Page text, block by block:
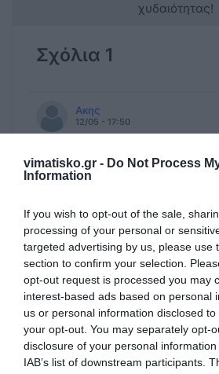
vimatisko.gr - Do Not Process
Information
If you wish to opt-out of the sale,
processing of your personal or
targeted advertising by us, please use
section to confirm your selection.
opt-out request is processed you may
interest-based ads based on personal
us or personal information disclosed
your opt-out. You may separately opt-
disclosure of your personal
IAB’s list of downstream participants.
χυδαιότητας!
Σχόλια 1
Ακης
12/05 - 17:50
Ντροπή
Με εντατικούς ρυθμούς Μάιο
Πρόσθεσε ένα
ΟΝΟΜΑ
ΤΙΤΛΟΣ